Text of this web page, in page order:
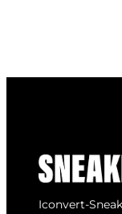
Iconvert-